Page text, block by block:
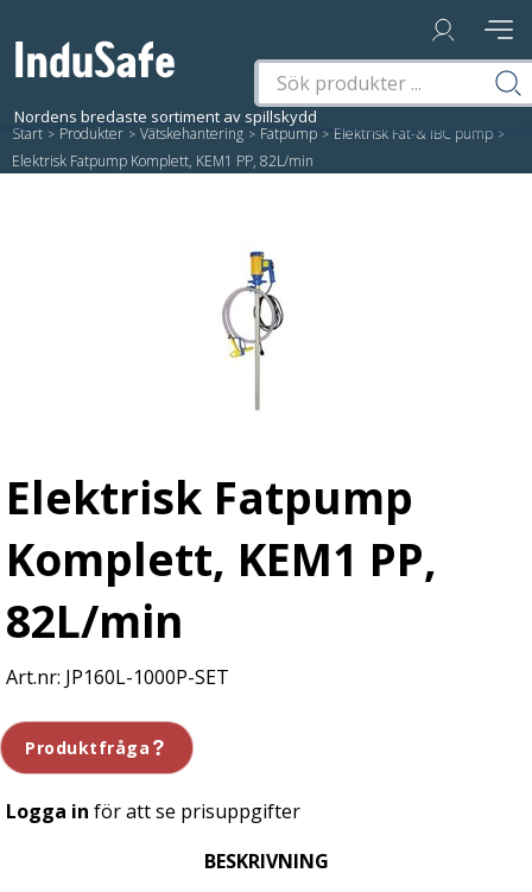
Start / Produkter / Vätskehantering / Fatpump / Elektrisk Fat-& IBC pump /
Elektrisk Fatpump Komplett, KEM1 PP, 82L/min
Elektrisk Fatpump
Komplett, KEM1 PP,
82L/min
JP160L-1000P-SET
Produktfråga
Logga in för att se prisuppgifter
BESKRIVNING